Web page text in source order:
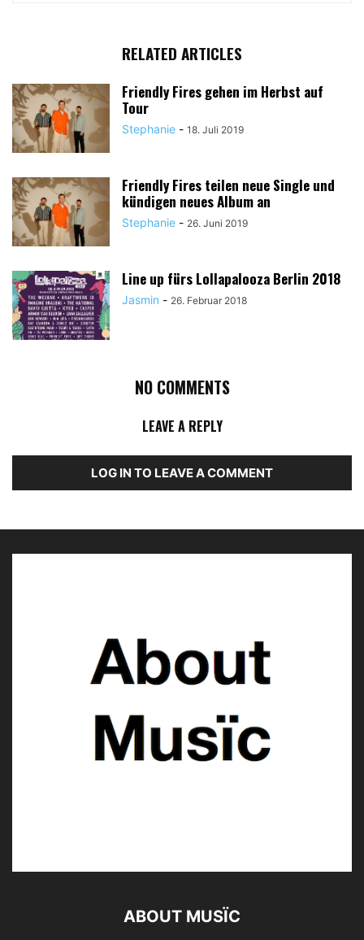
RELATED ARTICLES
Friendly Fires gehen im Herbst auf
Tour
Stephanie - 18. Juli 2019
Friendly Fires teilen neue Single und
kündigen neues Album an
Stephanie - 26. Juni 2019
Line up fürs Lollapalooza Berlin 2018
Jasmin - 26. Februar 2018
NO COMMENTS
LEAVE A REPLY
LOG IN TO LEAVE A COMMENT
ABOUT MUSÏC